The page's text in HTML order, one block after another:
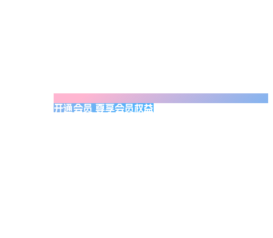
开通会员 尊享会员权益